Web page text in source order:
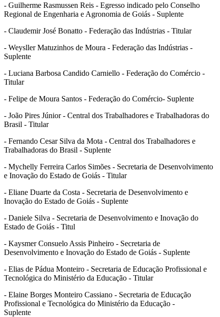
- Guilherme Rasmussen Reis - Egresso indicado pelo Conselho
Regional de Engenharia e Agronomia de Goiás - Suplente
- Claudemir José Bonatto - Federação das Indústrias - Titular
- Weysller Matuzinhos de Moura - Federação das Indústrias -
Suplente
- Luciana Barbosa Candido Carniello - Federação do Comércio -
Titular
- Felipe de Moura Santos - Federação do Comércio- Suplente
- João Pires Júnior - Central dos Trabalhadores e Trabalhadoras do
Brasil - Titular
- Fernando Cesar Silva da Mota - Central dos Trabalhadores e
Trabalhadoras do Brasil - Suplente
- Mychelly Ferreira Carlos Simões - Secretaria de Desenvolvimento
e Inovação do Estado de Goiás - Titular
- Eliane Duarte da Costa - Secretaria de Desenvolvimento e
Inovação do Estado de Goiás - Suplente
- Daniele Silva - Secretaria de Desenvolvimento e Inovação do
Estado de Goiás - Titul
- Kaysmer Consuelo Assis Pinheiro - Secretaria de
Desenvolvimento e Inovação do Estado de Goiás - Suplente
- Elias de Pádua Monteiro - Secretaria de Educação Profissional e
Tecnológica do Ministério da Educação - Titular
- Elaine Borges Monteiro Cassiano - Secretaria de Educação
Profissional e Tecnológica do Ministério da Educação -
Suplente